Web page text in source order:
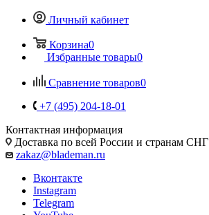
Личный кабинет
Корзина0
Избранные товары0
Сравнение товаров0
+7 (495) 204-18-01
Контактная информация
Доставка по всей России и странам СНГ
zakaz@blademan.ru
Вконтакте
Instagram
Telegram